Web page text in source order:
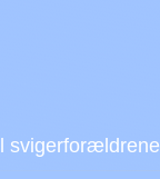
svigerforældrene